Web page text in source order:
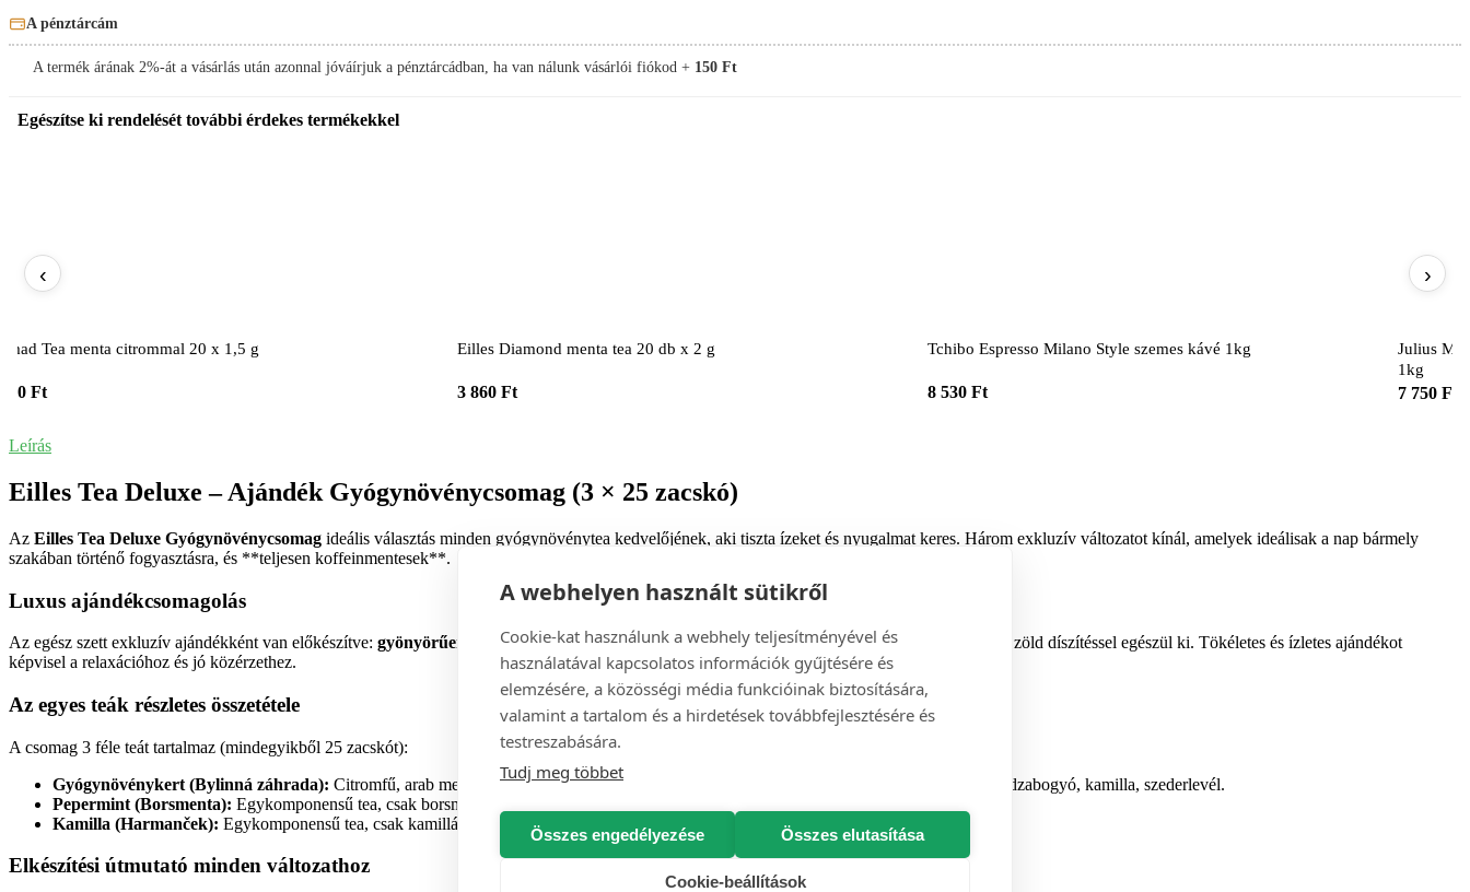
A webhelyen használt sütikről
Cookie-kat használunk a webhely teljesítményével és
használatával kapcsolatos információk gyűjtésére és
elemzésére, a közösségi média funkcióinak biztosítására,
valamint a tartalom és a hirdetések továbbfejlesztésére és
testreszabására.
Tudj meg többet
Összes engedélyezése Összes elutasítása
Cookie-beállítások
A pénztárcám
A termék árának 2%-át a vásárlás után azonnal jóváírjuk a pénztárcádban, ha van nálunk vásárlói fiókod + 150 Ft
Egészítse ki rendelését további érdekes termékekkel
‹
Tea menta citrommal 20 x 1,5 g
Ft
Eilles Diamond menta tea 20 db x 2 g
3 860 Ft
Tchibo Espresso Milano Style szemes kávé 1kg
8 530 Ft
Julius
1kg
7 750 Ft
›
Leírás
Eilles Tea Deluxe – Ajándék Gyógynövénycsomag (3 × 25 zacskó)
Az Eilles Tea Deluxe Gyógynövénycsomag ideális választás minden gyógynövénytea kedvelőjének, aki tiszta ízeket és nyugalmat keres. Három exkluzív változatot kínál, amelyek ideálisak a nap bármely
szakában történő fogyasztásra, és **teljesen koffeinmentesek**.
Luxus ajándékcsomagolás
Az egész szett exkluzív ajándékként van előkészítve: gyönyörűen átlátszó celofánba van csomagolva, elegáns masnival van átkötve
és finom zöld díszítéssel egészül ki. Tökéletes és ízletes ajándékot
képvisel a relaxációhoz és jó közérzethez.
Az egyes teák részletes összetétele
A csomag 3 féle teát tartalmaz (mindegyikből 25 zacskót):
Gyógynövénykert (Bylinná záhrada): Citromfű, arab menta, rooibos, édesgyökér, fahéj, borsmenta, ökörfarkkóró virág, édeskömény, bodzabogyó, kamilla, szederlevél.
Pepermint (Borsmenta): Egykomponensű tea, csak borsmentát tartalmaz.
Kamilla (Harmanček): Egykomponensű tea, csak kamillát tartalmaz.
Elkészítési útmutató minden változathoz